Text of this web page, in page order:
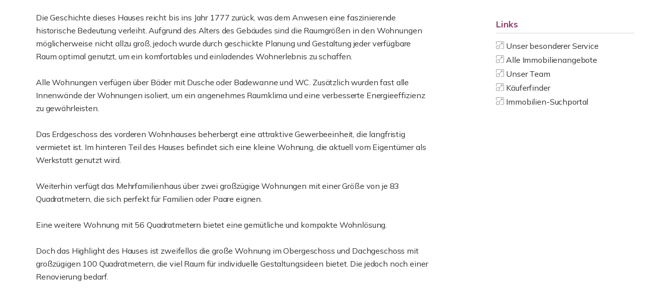
Die Geschichte dieses Hauses reicht bis ins Jahr 1777 zurück, was dem Anwesen eine faszinierende
historische Bedeutung verleiht. Aufgrund des Alters des Gebäudes sind die Raumgrößen in den Wohnungen
möglicherweise nicht allzu groß, jedoch wurde durch geschickte Planung und Gestaltung jeder verfügbare
Raum optimal genutzt, um ein komfortables und einladendes Wohnerlebnis zu schaffen.
Alle Wohnungen verfügen über Bäder mit Dusche oder Badewanne und WC. Zusätzlich wurden fast alle
Innenwände der Wohnungen isoliert, um ein angenehmes Raumklima und eine verbesserte Energieeffizienz
zu gewährleisten.
Das Erdgeschoss des vorderen Wohnhauses beherbergt eine attraktive Gewerbeeinheit, die langfristig
vermietet ist. Im hinteren Teil des Hauses befindet sich eine kleine Wohnung, die aktuell vom Eigentümer als
Werkstatt genutzt wird.
Weiterhin verfügt das Mehrfamilienhaus über zwei großzügige Wohnungen mit einer Größe von je 83
Quadratmetern, die sich perfekt für Familien oder Paare eignen.
Eine weitere Wohnung mit 56 Quadratmetern bietet eine gemütliche und kompakte Wohnlösung.
Doch das Highlight des Hauses ist zweifellos die große Wohnung im Obergeschoss und Dachgeschoss mit
großzügigen 100 Quadratmetern, die viel Raum für individuelle Gestaltungsideen bietet. Die jedoch noch einer
Renovierung bedarf.
Links
Unser besonderer Service
Alle Immobilienangebote
Unser Team
Käuferfinder
Immobilien-Suchportal